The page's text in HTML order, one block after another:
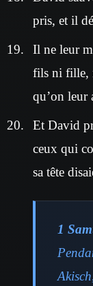
pris, et il
Il ne leur
fils ni fille,
qu’on leur
Et David
ceux qui
sa tête
1